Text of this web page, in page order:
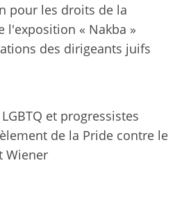
pour les droits de la
l'exposition « Nakba »
des dirigeants juifs
et progressistes
de la Pride contre le
Wiener